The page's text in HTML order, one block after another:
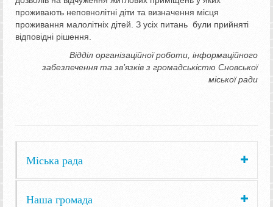
проживають неповнолітні діти та визначення місця
проживання малолітніх дітей. З усіх питань були прийняті
відповідні рішення.
Відділ організаційної роботи, інформаційного
забезпечення та зв’язків з громадськістю Сновської
міської ради
Міська рада
Наша громада